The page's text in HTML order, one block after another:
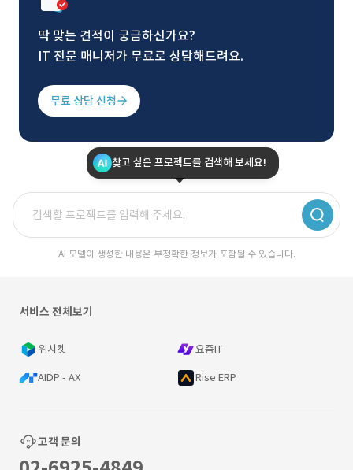
딱 맞는 견적이 궁금하신가요?
IT 전문 매니저가 무료로 상담해드려요.
무료 상담 신청
찾고 싶은 프로젝트를 검색해 보세요!
AI 모델이 생성한 내용은 부정확한 정보가 포함될 수 있습니다.
서비스 전체보기
위시켓 요즘IT
AIDP - AX Rise ERP
고객 문의